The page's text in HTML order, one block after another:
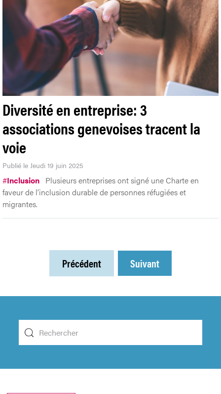
Diversité en entreprise: 3
associations genevoises tracent la
voie
Publié le Jeudi 19 juin 2025
#Inclusion Plusieurs entreprises ont signé une Charte en
faveur de l’inclusion durable de personnes réfugiées et
migrantes.
Précédent Suivant